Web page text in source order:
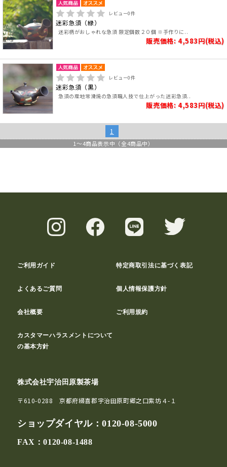
レビュー0件
迷彩急須（緑）
迷彩柄がおしゃれな急須 限定個数２０個 ※手作りに..
販売価格: 4,583円(税込)
レビュー0件
迷彩急須（黒）
急須の産地常滑焼の急須職人技で仕上がった迷彩急須..
販売価格: 4,583円(税込)
1
1 ～4商品表示中（全4商品中）
ご利用ガイド 特定商取引法に基づく表記
よくあるご質問 個人情報保護方針
会社概要 ご利用規約
カスタマーハラスメントについて
の基本方針
株式会社宇治田原製茶場
〒610-0288 京都府綴喜郡宇治田原町郷之口紫坊４-１
ショップダイヤル：0120-08-5000
FAX：0120-08-1488